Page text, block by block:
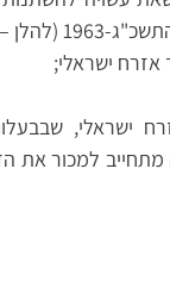
אזרח ישראלי;
ישראלי,